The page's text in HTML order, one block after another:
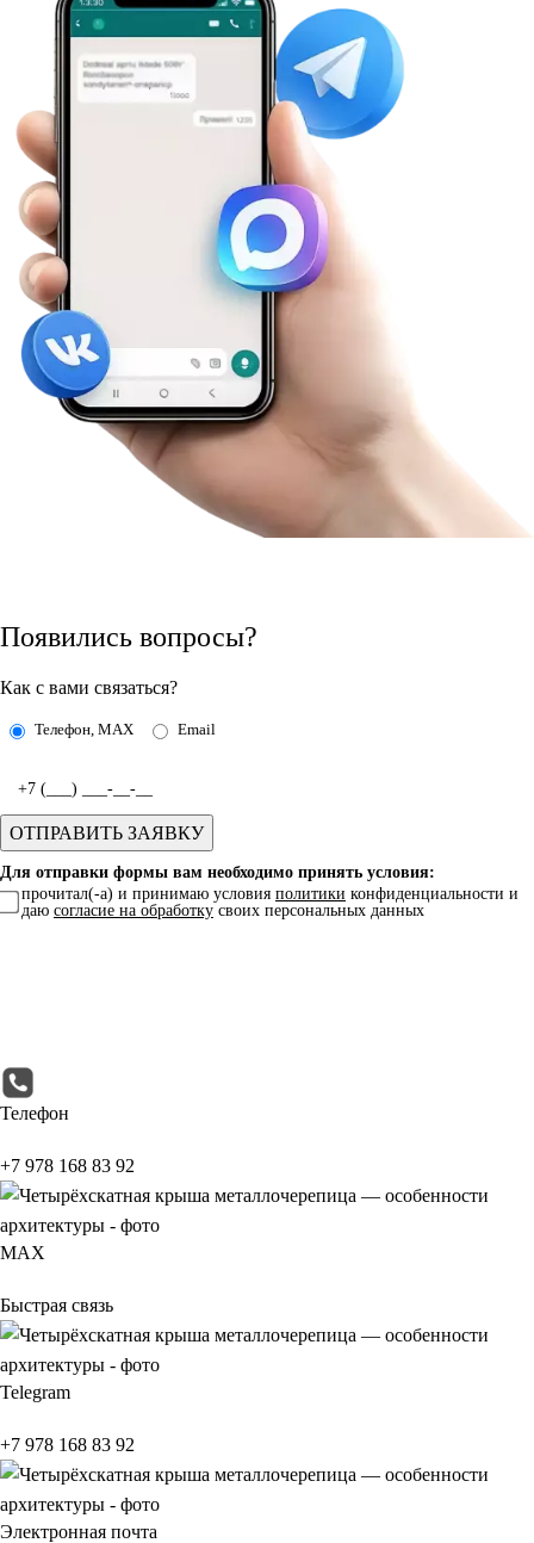
Появились вопросы?
Как с вами связаться?
Телефон, MAX Email
Для отправки формы вам необходимо принять условия:
прочитал(-а) и принимаю условия политики конфиденциальности и
даю согласие на обработку своих персональных данных
Телефон
+7 978 168 83 92
МАХ
Быстрая связь
Telegram
+7 978 168 83 92
Электронная почта